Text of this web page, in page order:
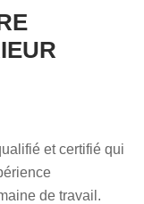
et certifié qui
de travail.